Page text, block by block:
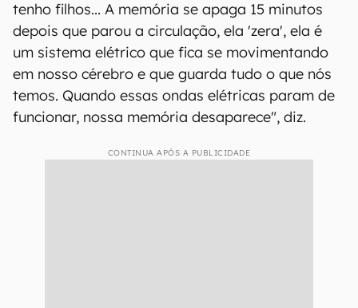
tenho filhos... A memória se apaga 15 minutos
depois que parou a circulação, ela 'zera', ela é
um sistema elétrico que fica se movimentando
em nosso cérebro e que guarda tudo o que nós
temos. Quando essas ondas elétricas param de
funcionar, nossa memória desaparece", diz.
CONTINUA APÓS A PUBLICIDADE